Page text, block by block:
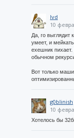
lvd
10
Да, го выглядит
умеет, и
ехешник пихает.
обычном
Вот только
g0blinish
10
Хотелось бы